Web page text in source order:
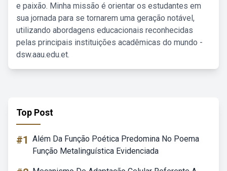
e paixão. Minha missão é orientar os estudantes em
sua jornada para se tornarem uma geração notável,
utilizando abordagens educacionais reconhecidas
pelas principais instituições acadêmicas do mundo -
dsw.aau.edu.et.
Top Post
#1 Além Da Função Poética Predomina No Poema
Função Metalinguística Evidenciada